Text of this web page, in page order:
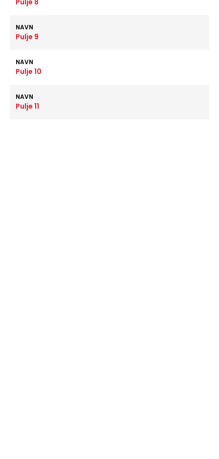
Pulje 8
NAVN
Pulje 9
NAVN
Pulje 10
NAVN
Pulje 11